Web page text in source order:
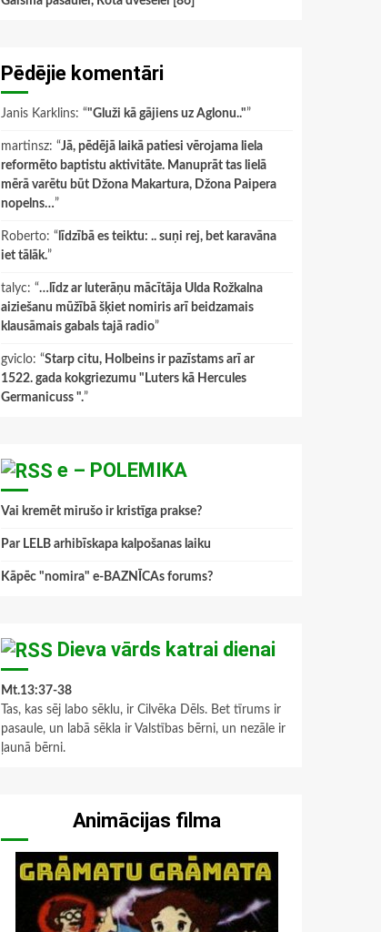
Pēdējie komentāri
Janis Karklins: “"Gluži kā gājiens uz Aglonu.."”
martinsz: “Jā, pēdējā laikā patiesi vērojama liela
reformēto baptistu aktivitāte. Manuprāt tas lielā
mērā varētu būt Džona Makartura, Džona Paipera
nopelns…”
Roberto: “ līdzībā es teiktu: .. suņi rej, bet karavāna
iet tālāk.”
talyc: “…līdz ar luterāņu mācītāja Ulda Rožkalna
aiziešanu mūžībā šķiet nomiris arī beidzamais
klausāmais gabals tajā radio”
gviclo: “Starp citu, Holbeins ir pazīstams arī ar
1522. gada kokgriezumu "Luters kā Hercules
Germanicuss ".”
e – POLEMIKA
Vai kremēt mirušo ir kristīga prakse?
Par LELB arhibīskapa kalpošanas laiku
Kāpēc "nomira" e-BAZNĪCAs forums?
Dieva vārds katrai dienai
Mt.13:37-38
Tas, kas sēj labo sēklu, ir Cilvēka Dēls. Bet tīrums ir
pasaule, un labā sēkla ir Valstības bērni, un nezāle ir
ļaunā bērni.
Animācijas filma